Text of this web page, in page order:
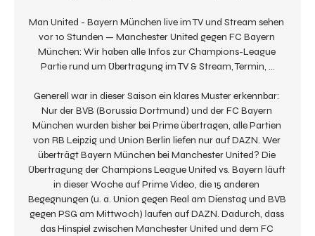
Man United - Bayern München live im TV und Stream sehen
vor 10 Stunden — Manchester United gegen FC Bayern
München: Wir haben alle Infos zur Champions-League
Partie rund um Übertragung im TV & Stream, Termin, ...
Generell war in dieser Saison ein klares Muster erkennbar:
Nur der BVB (Borussia Dortmund) und der FC Bayern
München wurden bisher bei Prime übertragen, alle Partien
von RB Leipzig und Union Berlin liefen nur auf DAZN. Wer
überträgt Bayern München bei Manchester United? Die
Übertragung der Champions League United vs. Bayern läuft
in dieser Woche auf Prime Video, die 15 anderen
Begegnungen (u. a. Union gegen Real am Dienstag und BVB
gegen PSG am Mittwoch) laufen auf DAZN. Dadurch, dass
das Hinspiel zwischen Manchester United und dem FC